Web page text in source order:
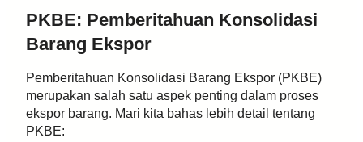
PKBE: Pemberitahuan Konsolidasi
Barang Ekspor
Pemberitahuan Konsolidasi Barang Ekspor (PKBE)
merupakan salah satu aspek penting dalam proses
ekspor barang. Mari kita bahas lebih detail tentang
PKBE: